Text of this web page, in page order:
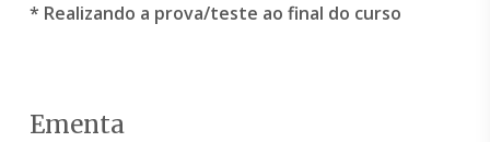
* Realizando a prova/teste ao final do curso
Ementa